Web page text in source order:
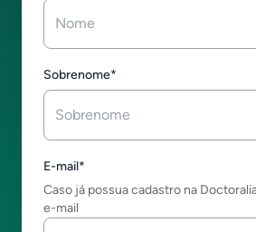
Sobrenome*
E-mail*
Caso já possua cadastro na
e-mail